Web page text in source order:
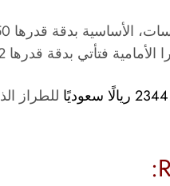
2344 ريالًا سعوديًا